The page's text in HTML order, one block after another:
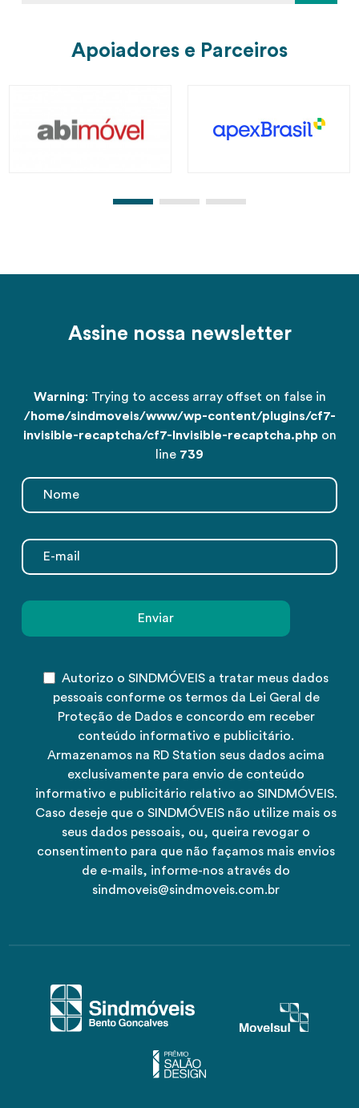
Apoiadores e Parceiros
Assine nossa newsletter
Warning: Trying to access array offset on false in
/home/sindmoveis/www/wp-content/plugins/cf7-
invisible-recaptcha/cf7-Invisible-recaptcha.php on
line 739
Autorizo o SINDMÓVEIS a tratar meus dados
pessoais conforme os termos da Lei Geral de
Proteção de Dados e concordo em receber
conteúdo informativo e publicitário.
Armazenamos na RD Station seus dados acima
exclusivamente para envio de conteúdo
informativo e publicitário relativo ao SINDMÓVEIS.
Caso deseje que o SINDMÓVEIS não utilize mais os
seus dados pessoais, ou, queira revogar o
consentimento para que não façamos mais envios
de e-mails, informe-nos através do
sindmoveis@sindmoveis.com.br